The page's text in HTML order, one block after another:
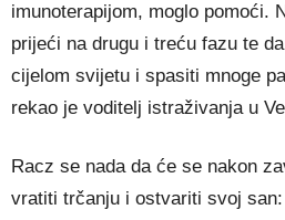
imunoterapijom, moglo pomoći.
prijeći na drugu i treću fazu te
cijelom svijetu i spasiti mnoge
rekao je voditelj istraživanja u
Racz se nada da će se nakon
vratiti trčanju i ostvariti svoj